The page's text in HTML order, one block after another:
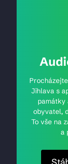
Jihlava s
památky
obyvatel,
To vše na
a